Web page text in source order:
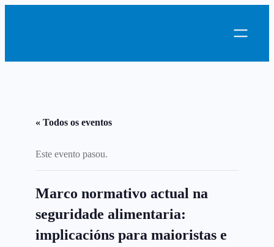
« Todos os eventos
Este evento pasou.
Marco normativo actual na
seguridade alimentaria:
implicacións para maioristas e